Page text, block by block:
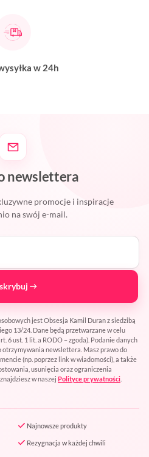
w 24h
newslettera
promocje i inspiracje
na swój e-mail.
jest Obsesja Kamil Duran z siedzibą
13/24. Dane będą przetwarzane w celu
6 ust. 1 lit. a RODO – zgoda). Podanie danych
otrzymywania newslettera. Masz prawo do
(np. poprzez link w wiadomości), a także
usunięcia oraz ograniczenia
w naszej Polityce prywatności
Najnowsze produkty
Rezygnacja w każdej chwili